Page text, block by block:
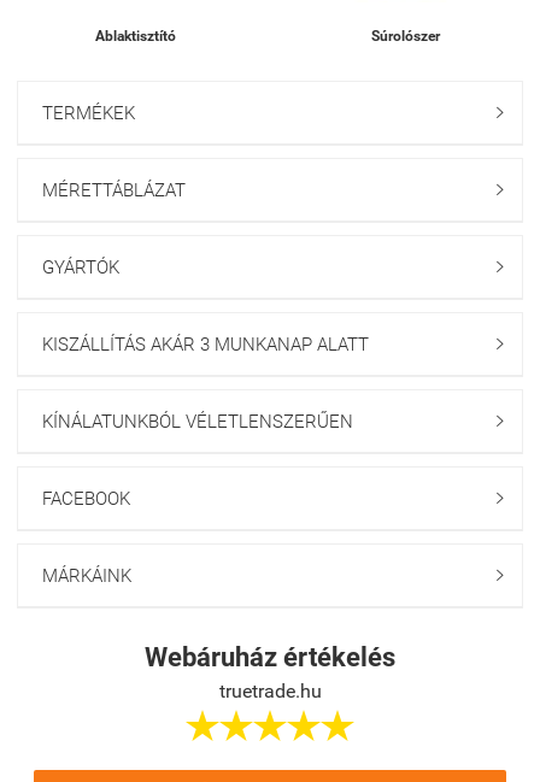
Ablaktisztító Súrolószer
TERMÉKEK 
MÉRETTÁBLÁZAT 
GYÁRTÓK 
KISZÁLLÍTÁS AKÁR 3 MUNKANAP ALATT 
KÍNÁLATUNKBÓL VÉLETLENSZERŰEN 
FACEBOOK 
MÁRKÁINK 
Webáruház értékelés
truetrade.hu
